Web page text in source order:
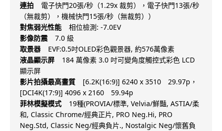
連拍
電子快門20張/秒（1.29x 裁剪），電子快門13張/秒
（無裁剪），機械快門15張/秒（無裁剪））
對焦弱光性能
相位檢測: -7.0EV
影像防震
7.0 級
取景器
EVF:0.5吋OLED彩色觀景器, 約576萬像素
液晶顯示屏
184 萬像素 3.0 吋可變角度觸控式彩色 LCD
顯示屏
影片拍攝最高畫質
[6.2K(16:9)] 6240 x 3510 29.97p，
[DCI4K(17:9)] 4096 x 2160 59.94p
菲林模擬模式
19種(PROVIA/標準, Velvia/鮮豔, ASTIA/柔
和, Classic Chrome/經典正片, PRO Neg.Hi, PRO
Neg.Std, Classic Neg/經典負片., Nostalgic Neg/懷舊負